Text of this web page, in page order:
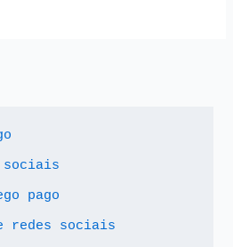
sociais
pago
redes sociais